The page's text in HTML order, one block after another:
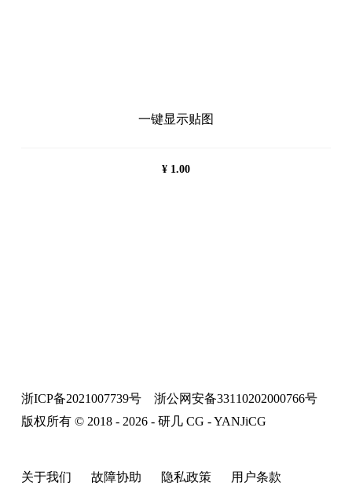
一键显示贴图
¥1.00
浙ICP备2021007739号
浙公网安备33110202000766号
版权所有 © 2018 - 2026 - 研几 CG - YANJiCG
关于我们 故障协助 隐私政策 用户条款